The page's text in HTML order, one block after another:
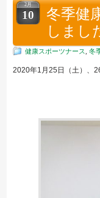
2月
10
冬季健
しまし
健康スポーツナース 冬
2020年1月25日（土）、